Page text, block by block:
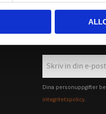
Dina personuppgifter
integritetspolicy.